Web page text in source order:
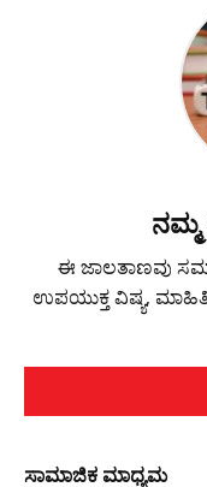
ನಮ್ಮ
ಈ ಜಾಲತಾಣವು
ಉಪಯುಕ್ತ ವಿಷ್ಯ,
ಸಾಮಾಜಿಕ ಮಾಧ್ಯಮ